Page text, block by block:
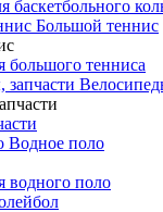
баскетбольного
Большой теннис
большого тенниса
Водное поло
водного поло